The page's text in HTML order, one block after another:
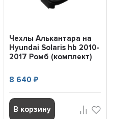
Чехлы Алькантара на
Hyundai Solaris hb 2010-
2017 Ромб (комплект)
8 640 ₽
В корзину